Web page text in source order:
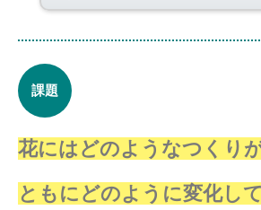
課題
花にはどのようなつくり
ともにどのように変化し